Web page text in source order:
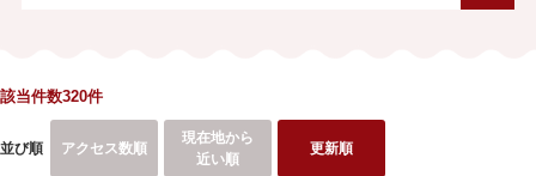
該当件数320件
並び順 アクセス数順
現在地から
近い順
更新順